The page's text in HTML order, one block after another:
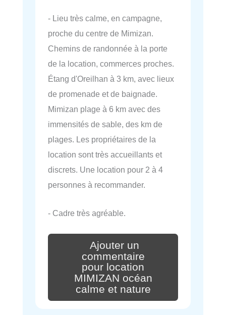
- Lieu très calme, en campagne,
proche du centre de Mimizan.
Chemins de randonnée à la porte
de la location, commerces proches.
Étang d'Oreilhan à 3 km, avec lieux
de promenade et de baignade.
Mimizan plage à 6 km avec des
immensités de sable, des km de
plages. Les propriétaires de la
location sont très accueillants et
discrets. Une location pour 2 à 4
personnes à recommander.
- Cadre très agréable.
Ajouter un
commentaire
pour location
MIMIZAN océan
calme et nature